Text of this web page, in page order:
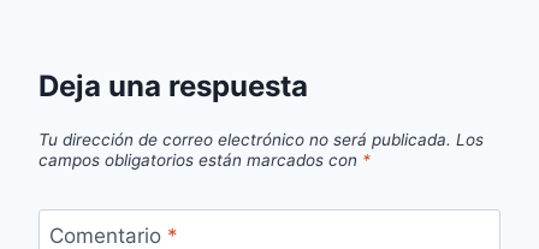
Deja una respuesta
Tu dirección de correo electrónico no será publicada. Los
campos obligatorios están marcados con *
Comentario *